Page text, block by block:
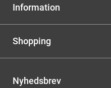
Information
Shopping
Nyhedsbrev